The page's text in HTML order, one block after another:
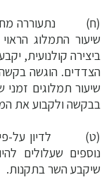
(ח) נתעוררה
שיעור התמלוג
ביצירה קולנועית,
הצדדים. הוגשה
שיעור תמלוגים
בבקשה ולקבוע את
(ט) לדיון על-פי
נוספים שעלולים
שיקבע השר בתקנות.